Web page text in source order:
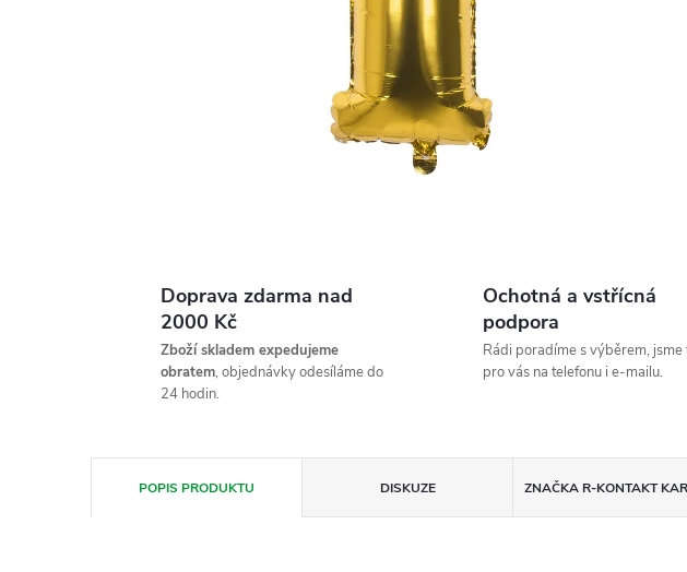
Doprava zdarma nad
2000 Kč
Zboží skladem expedujeme
obratem, objednávky odesíláme do
24 hodin.
Ochotná a vstřícná
podpora
Rádi poradíme s výběrem, jsme
pro vás na telefonu i e-mailu.
POPIS PRODUKTU DISKUZE ZNAČKA R-KONTAKT